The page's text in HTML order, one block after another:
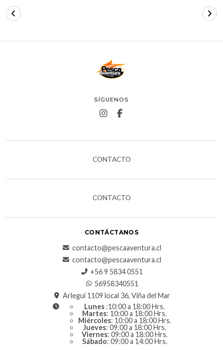
SÍGUENOS
CONTACTO
CONTACTO
CONTÁCTANOS
contacto@pescaaventura.cl
contacto@pescaaventura.cl
+56 9 5834 0551
56958340551
Arlegui 1109 local 36, Viña del Mar
Lunes :10:00 a 18:00 Hrs.
Martes: 10:00 a 18:00 Hrs.
Miércoles: 10:00 a 18:00 Hrs.
Jueves: 09:00 a 18:00 Hrs.
Viernes: 09:00 a 18:00 Hrs.
Sábado: 09:00 a 14:00 Hrs.